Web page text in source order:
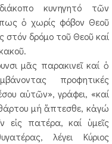
κυνηγητό τῶν
ὁ χωρίς φόβον Θεοῦ
στόν δρόμο τοῦ Θεοῦ καί
μᾶς παρακινεῖ καί ὁ
προφητικές
αὐτῶν», γράφει, «καί
μή ἅπτεσθε, κἀγώ
εἰς πατέρα, καί ὑμεῖς
λέγει Κύριος